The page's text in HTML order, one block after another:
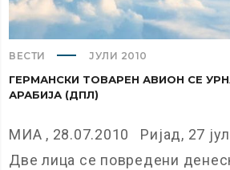
ВЕСТИ ЈУЛИ 2010
ГЕРМАНСКИ ТОВАРЕН АВИОН СЕ
АРАБИЈА (ДПЛ)
МИА , 28.07.2010 Ријад, 27
Две лица се повредени